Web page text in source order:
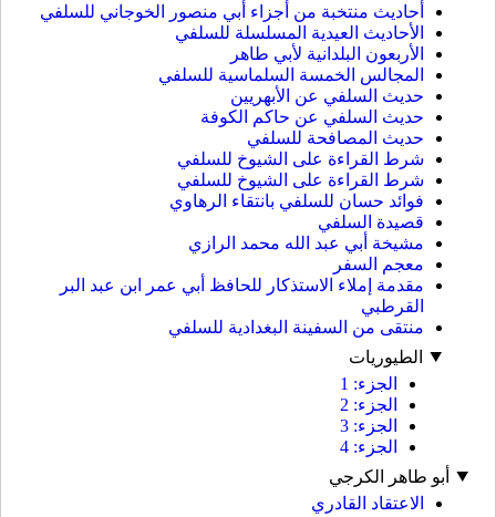
أحاديث منتخبة من أجزاء أبي منصور الخوجاني للسلفي
الأحاديث العيدية المسلسلة للسلفي
الأربعون البلدانية لأبي طاهر
المجالس الخمسة السلماسية للسلفي
حديث السلفي عن الأبهريين
حديث السلفي عن حاكم الكوفة
حديث المصافحة للسلفي
شرط القراءة على الشيوخ للسلفي
شرط القراءة على الشيوخ للسلفي
فوائد حسان للسلفي بانتقاء الرهاوي
قصيدة السلفي
مشيخة أبي عبد الله محمد الرازي
معجم السفر
مقدمة إملاء الاستذكار للحافظ أبي عمر ابن عبد البر
القرطبي
منتقى من السفينة البغدادية للسلفي
الطيوريات
الجزء: 1
الجزء: 2
الجزء: 3
الجزء: 4
أبو طاهر الكرجي
الاعتقاد القادري